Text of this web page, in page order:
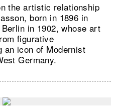
the artistic relationship
born in 1896 in
in 1902, whose art
figurative
an icon of Modernist
Germany.